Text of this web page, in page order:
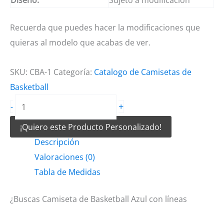
Recuerda que puedes hacer la modificaciones que
quieras al modelo que acabas de ver.
SKU: CBA-1 Categoría: Catalogo de Camisetas de
Basketball
-
Camiseta
de
Basketball
líneas
+
¡Quiero este Producto Personalizado!
Descripción
Valoraciones (0)
Tabla de Medidas
¿Buscas Camiseta de Basketball Azul con líneas